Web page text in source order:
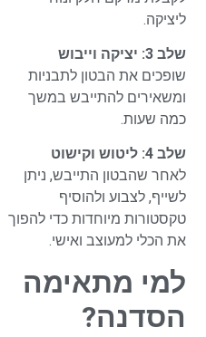
ליציקה.
שלב 3: יציקה וייבוש
שופכים את הבטון לתבניות
ומשאירים להתייבש במשך
כמה שעות.
שלב 4: ליטוש וקישוט
לאחר שהבטון התייבש, ניתן
לשייף, לצבוע ולהוסיף
טקסטורות מיוחדות כדי להפוך
את הכלי למעוצב ואישי.
למי מתאימה
הסדנה?